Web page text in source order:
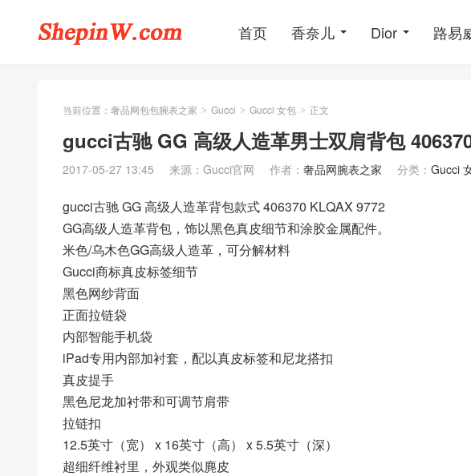
首页 香奈儿 Dior 路易
当前位置： 奢品网包包腕表之家 > Gucci > Gucci 女包 > 正文
gucci古驰 GG 高级人造革男士双肩背包
2017-05-27 13:45 来源：Gucci官网 作者： 奢品网腕表之家 分类： Gucci
gucci古驰 GG 高级人造革背包款式 406370 KLQAX 9772
GG高级人造革背包，饰以黑色真皮细节和涂胶金属配件。
米色/乌木色GG高级人造革，可分解材料
Gucci商标真皮标签细节
黑色网纱背面
正面拉链袋
内部智能手机袋
iPad专用内部加衬套，配以真皮标签和尼龙搭扣
真皮提手
黑色尼龙加衬带和可调节肩带
拉链扣
12.5英寸（宽） x 16英寸（高） x 5.5英寸（深）
超细纤维衬里，外观类似麂皮